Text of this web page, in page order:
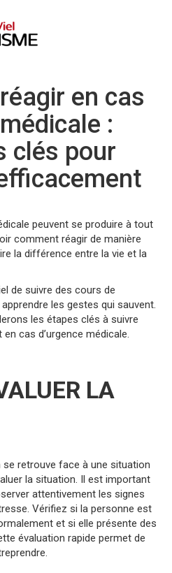
en cas
:
clés pour
peuvent se produire à tout
comment réagir de manière
la différence entre la vie et la
de suivre des cours de
les gestes qui sauvent.
les étapes clés à suivre
cas d’urgence médicale.
LA
se retrouve face à une situation
la situation. Il est important
attentivement les signes
Vérifiez si la personne est
et si elle présente des
évaluation rapide permet de